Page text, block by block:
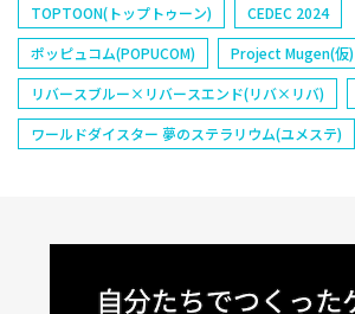
TOPTOON(トップトゥーン)
CEDEC 2024
ポッピュコム(POPUCOM)
Project Mugen(仮)
リバースブルー×リバースエンド(リバ×リバ)
ワールドダイスター 夢のステラリウム(ユメステ)